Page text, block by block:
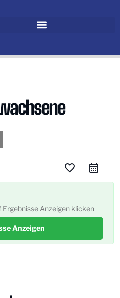
favorite_border
Anzeigen klicken
Anzeigen